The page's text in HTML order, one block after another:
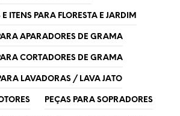
ITENS PARA FLORESTA E JARDIM
APARADORES DE GRAMA
CORTADORES DE GRAMA
LAVADORAS / LAVA JATO
PEÇAS PARA SOPRADORES